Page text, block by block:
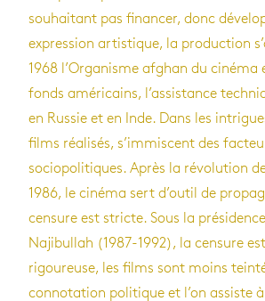
souhaitant pas financer, donc
expression artistique, la production
1968 l’Organisme afghan du cinéma
fonds américains, l’assistance
en Russie et en Inde. Dans les
films réalisés, s’immiscent des
sociopolitiques. Après la révolution de
1986, le cinéma sert d’outil de
censure est stricte. Sous la
Najibullah (1987-1992), la censure
rigoureuse, les films sont moins
connotation politique et l’on assiste